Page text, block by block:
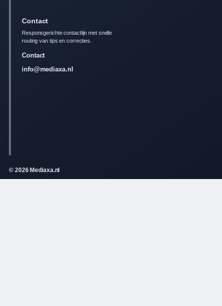
Contact
Responsgerichte contactlijn met snelle
routing van tips en correcties.
Contact
info@mediaxa.nl
© 2026 Mediaxa.nl